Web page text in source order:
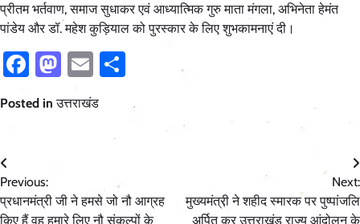
प्रीतम भर्तवाण, समाज सुधाकर एवं आध्यात्मिक गुरु माता मंगला, अभिनेता हेमंत
पांडेय और डॉ. महेश कुड़ियाल को पुरस्कार के लिए शुभकामनाएं दी।
Facebook
Mastodon
EmailShare
Posted inउत्तराखंड
Post
navigation
Previous:
प्रधानमंत्री जी ने हमसे जो नौ आग्रह
किए हैं वह हमारे लिए नौ संकल्पों के
Next:
मुख्यमंत्री ने शहीद स्मारक पर पुष्पांजलि
अर्पित कर उत्तराखंड राज्य आंदोलन के